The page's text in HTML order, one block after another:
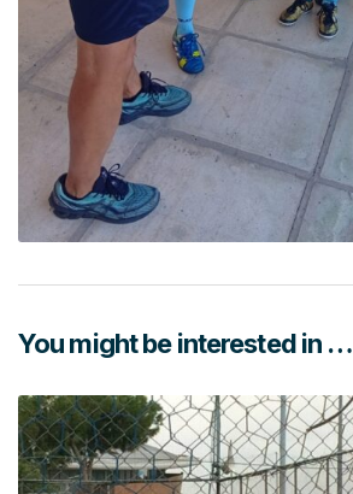
You might be interested in …